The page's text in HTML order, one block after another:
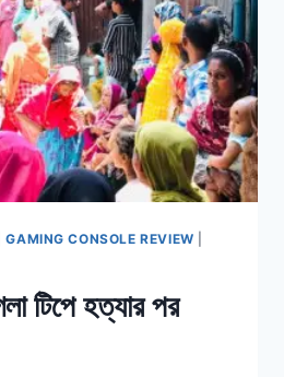
|GAMING CONSOLE REVIEW
টিপে হত্যার পর